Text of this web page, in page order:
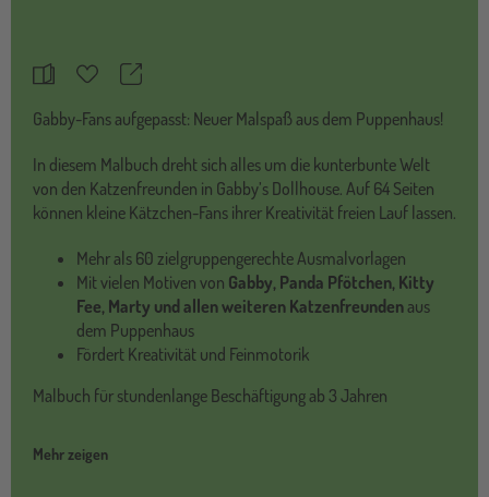
MerkzettelTeilen
Gabby-Fans aufgepasst: Neuer Malspaß aus dem Puppenhaus!
In diesem Malbuch dreht sich alles um die kunterbunte Welt
von den Katzenfreunden in Gabby’s Dollhouse. Auf 64 Seiten
können kleine Kätzchen-Fans ihrer Kreativität freien Lauf lassen.
Mehr als 60 zielgruppengerechte Ausmalvorlagen
Mit vielen Motiven von Gabby, Panda Pfötchen, Kitty
Fee, Marty und allen weiteren Katzenfreundenaus
dem Puppenhaus
Fördert Kreativität und Feinmotorik
Malbuch für stundenlange Beschäftigung ab 3 Jahren
Mehr zeigen